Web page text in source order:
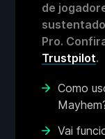
de
Pro.
Trustpilot.
Como
Vai